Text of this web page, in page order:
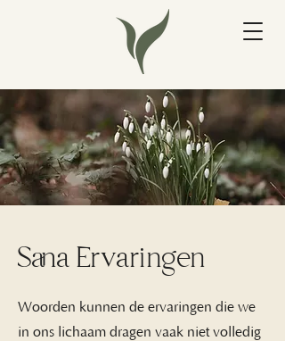
Sana Ervaringen
Woorden kunnen de ervaringen die we
in ons lichaam dragen vaak niet volledig